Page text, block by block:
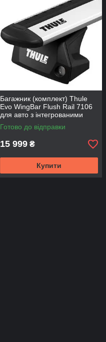
Багажник (комплект) Thule
Evo WingBar Flush Rail 7106
для авто з інтегрованими
рейлінгами 7106-711X-KIT
Готово до відправки
15 999 ₴
Купити